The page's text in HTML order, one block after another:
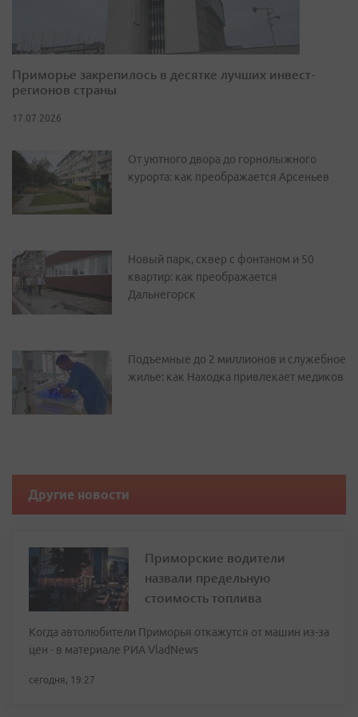
Приморье закрепилось в десятке лучших инвест-
регионов страны
17.07.2026
От уютного двора до горнолыжного
курорта: как преображается Арсеньев
Новый парк, сквер с фонтаном и 50
квартир: как преображается
Дальнегорск
Подъемные до 2 миллионов и служебное
жилье: как Находка привлекает медиков
Другие новости
Приморские водители
назвали предельную
стоимость топлива
Когда автолюбители Приморья откажутся от машин из-за
цен - в материале РИА VladNews
сегодня, 19:27